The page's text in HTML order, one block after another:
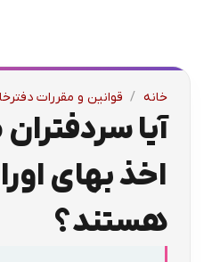
خانه / قوانین و مقررات
آیا
اخذ بهای
هستند؟